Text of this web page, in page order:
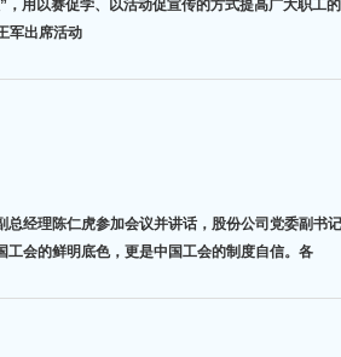
用以赛促学、以活动促宣传的方式提高广大职工
军出席活动
经理陈仁虎参加会议并讲话，股份公司党委副书
工会的鲜明底色，更是中国工会的制度自信。各